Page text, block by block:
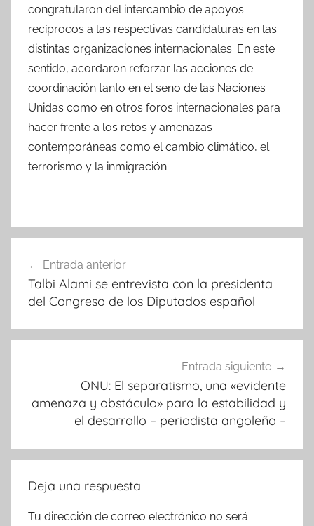
congratularon del intercambio de apoyos
recíprocos a las respectivas candidaturas en las
distintas organizaciones internacionales. En este
sentido, acordaron reforzar las acciones de
coordinación tanto en el seno de las Naciones
Unidas como en otros foros internacionales para
hacer frente a los retos y amenazas
contemporáneas como el cambio climático, el
terrorismo y la inmigración.
de
entradas
Entrada anterior
Talbi Alami se entrevista con la presidenta
del Congreso de los Diputados español
Entrada siguiente
ONU: El separatismo, una «evidente
amenaza y obstáculo» para la estabilidad y
el desarrollo – periodista angoleño –
Deja una respuesta
Tu dirección de correo electrónico no será